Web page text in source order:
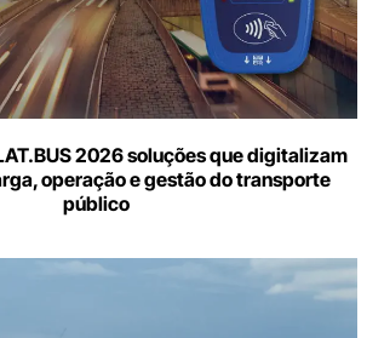
2026 soluções que digitalizam
operação e gestão do transporte
público